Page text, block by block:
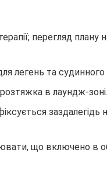
перегляд плану
легень та судинного
в лаундж-зоні.
заздалегідь
що включено в